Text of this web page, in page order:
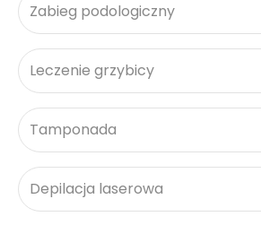
Zabieg podologiczny
Leczenie grzybicy
Tamponada
Depilacja laserowa